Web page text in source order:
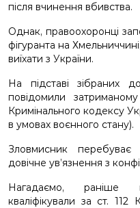
після вчинення вбивства.
Однак, правоохоронці
фігуранта на
виїхати з України.
На підставі зібраних
повідомили
Кримінального кодексу
в умовах воєнного стану).
Зловмисник
довічне ув’язнення з
Нагадаємо, раніше
кваліфікували за ст. 112